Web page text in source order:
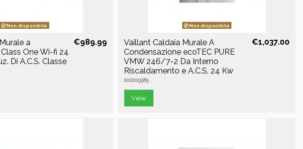
Non disponibile
a
One Wi-fi 24
Di A.C.S. Classe
€989.99
Non disponibile
Vaillant Caldaia Murale A
Condensazione ecoTEC PURE
VMW 246/7-2 Da Interno
Riscaldamento e A.C.S. 24 Kw
0010019985
€1,037.00
View